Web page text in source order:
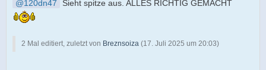
120dn47 Sieht spitze aus. ALLES RICHTIG GEMACHT
2 Mal editiert, zuletzt von Breznsoiza (17. Juli 2025 um 20:03)